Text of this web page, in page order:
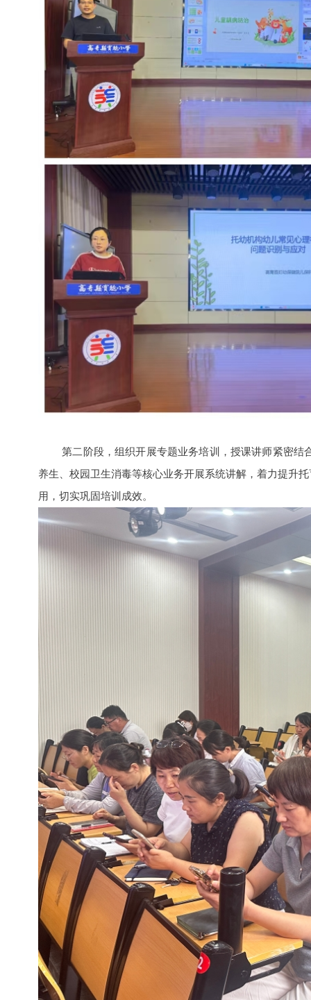
第二阶段，组织开展专题业务培训，授课讲师紧密
养生、校园卫生消毒等核心业务开展系统讲解，着力提升
用，切实巩固培训成效。